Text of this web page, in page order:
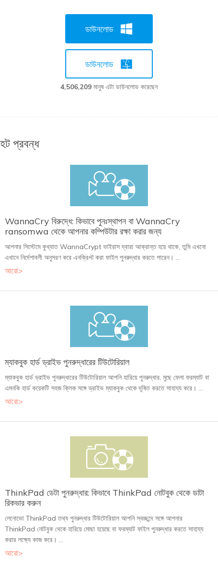
ডাউনলোড
ডাউনলোড
4,506,211 মানুষ এটা ডাউনলোড করেছেন
হট প্রবন্ধ
WannaCry বিরুদ্ধে: কিভাবে পুনঃস্থাপন বা WannaCry
ransomwa থেকে আপনার কম্পিউটার রক্ষা করার জন্য
আপনার সিস্টেমে কুখ্যাত WannaCrypt ভাইরাস দ্বারা আক্রান্ত হয়ে থাকে, তুমি এখনো
এখানে নির্দেশাবলী অনুসরণ করে এনক্রিপ্ট করা ফাইল পুনরুদ্ধার করতে পারেন। ...
আরো>
ম্যাকবুক হার্ড ড্রাইভ পুনরুদ্ধারের টিউটোরিয়াল
ম্যাকবুক হার্ড ড্রাইভ পুনরুদ্ধারের টিউটোরিয়াল আপনি হারিয়ে পুনরুদ্ধার, মুছে ফেলা ফরম্যাট বা
এমনকি হার্ড কয়েকটি সহজ ক্লিক সঙ্গে ড্রাইভ ম্যাকবুক থেকে দূষিত করতে সাহায্য করে। ...
আরো>
ThinkPad ডেটা পুনরুদ্ধার: কিভাবে ThinkPad নোটবুক থেকে ডাটা
রিকভার করুন
লেনোভো ThinkPad তথ্য পুনরুদ্ধার টিউটোরিয়াল আপনি স্বচ্ছন্দে সঙ্গে আপনার
ThinkPad নোটবুক থেকে হারিয়ে মোছা হয়েছে বা ফরম্যাট ফাইল পুনরুদ্ধার করতে সাহায্য
করার লক্ষ্যে কাজ করে। ...
আরো>